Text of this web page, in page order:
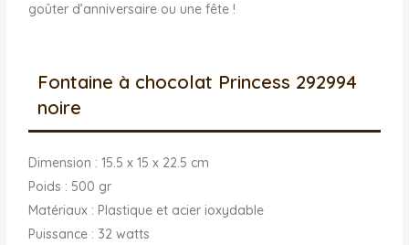
goûter d’anniversaire ou une fête !
Fontaine à chocolat Princess 292994
noire
Dimension : 15.5 x 15 x 22.5 cm
Poids : 500 gr
Matériaux : Plastique et acier ioxydable
Puissance : 32 watts